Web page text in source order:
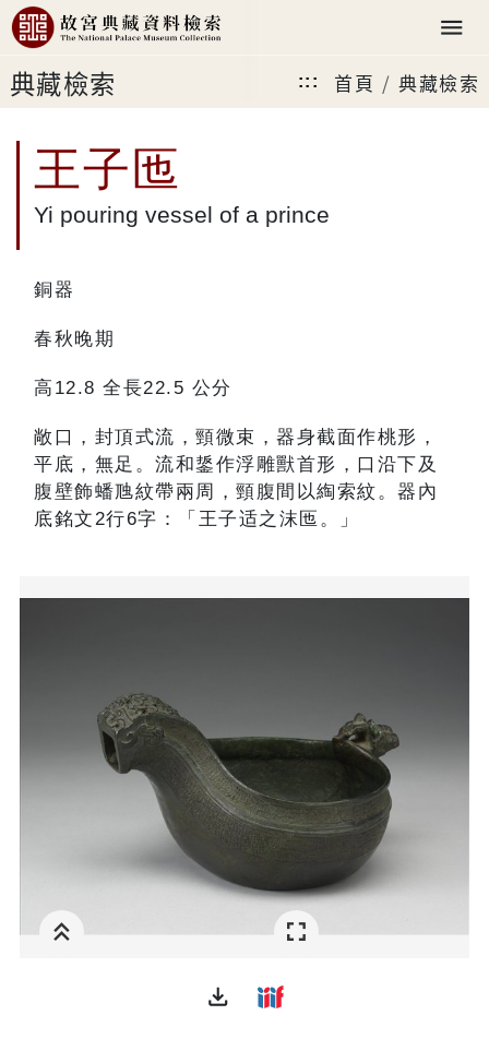
典藏檢索 ::: 首頁 典藏檢索
王子匜
Yi pouring vessel of a prince
銅器
春秋晚期
高12.8 全長22.5 公分
敞口，封頂式流，頸微束，器身截面作桃形，
平底，無足。流和鋬作浮雕獸首形，口沿下及
腹壁飾蟠虺紋帶兩周，頸腹間以綯索紋。器內
底銘文2行6字：「王子适之沫匜。」
file_download